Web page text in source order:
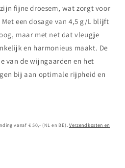
fijne droesem, wat zorgt voor
een dosage van 4,5 g/L blijft
maar met net dat vleugje
en harmonieus maakt. De
van de wijngaarden en het
bij aan optimale rijpheid en
vanaf € 50,- (NL en BE). Verzendkosten en